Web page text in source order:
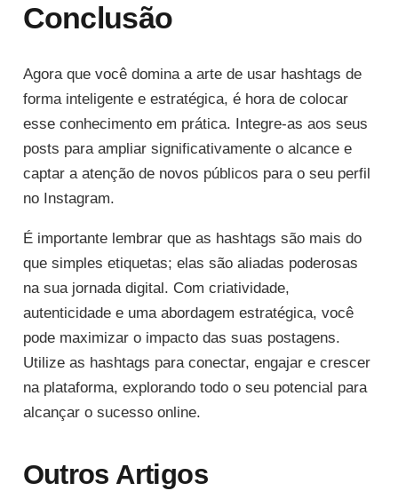
Conclusão
Agora que você domina a arte de usar hashtags de
forma inteligente e estratégica, é hora de colocar
esse conhecimento em prática. Integre-as aos seus
posts para ampliar significativamente o alcance e
captar a atenção de novos públicos para o seu perfil
no Instagram.
É importante lembrar que as hashtags são mais do
que simples etiquetas; elas são aliadas poderosas
na sua jornada digital. Com criatividade,
autenticidade e uma abordagem estratégica, você
pode maximizar o impacto das suas postagens.
Utilize as hashtags para conectar, engajar e crescer
na plataforma, explorando todo o seu potencial para
alcançar o sucesso online.
Outros Artigos